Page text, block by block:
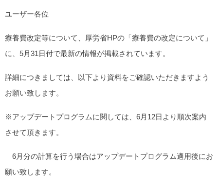
ユーザー各位
療養費改定等について、厚労省HPの「療養費の改定について」
に、5月31日付で最新の情報が掲載されています。
詳細につきましては、以下より資料をご確認いただきますよう
お願い致します。
※アップデートプログラムに関しては、6月12日より順次案内
させて頂きます。
6月分の計算を行う場合はアップデートプログラム適用後にお
願い致します。